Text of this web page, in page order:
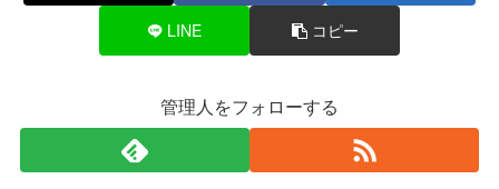
LINE コピー
管理人をフォローする